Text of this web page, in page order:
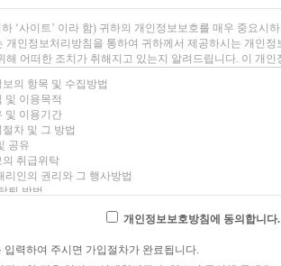
개인정보보호방침에 동의합니다.
입력하여 주시면 가입절차가 완료됩니다.